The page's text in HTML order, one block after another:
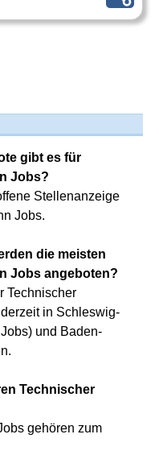
gibt es für
Jobs?
Stellenanzeige
Jobs.
die meisten
Jobs angeboten?
Technischer
in Schleswig-
und Baden-
Technischer
gehören zum